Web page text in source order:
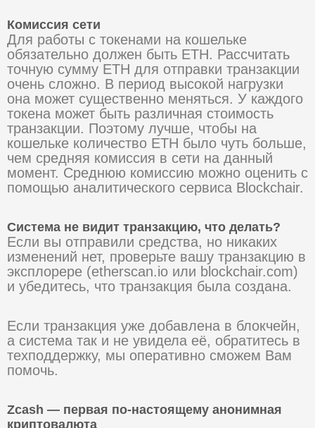
Комиссия сети
Для работы с токенами на кошельке
обязательно должен быть ETH. Рассчитать
точную сумму ETH для отправки транзакции
очень сложно. В период высокой нагрузки
она может существенно меняться. У каждого
токена может быть различная стоимость
транзакции. Поэтому лучше, чтобы на
кошельке количество ETH было чуть больше,
чем средняя комиссия в сети на данный
момент. Среднюю комиссию можно оценить с
помощью аналитического сервиса Blockchair.
Система не видит транзакцию, что делать?
Если вы отправили средства, но никаких
изменений нет, проверьте вашу транзакцию в
эксплорере (etherscan.io или blockchair.com)
и убедитесь, что транзакция была создана.
Если транзакция уже добавлена в блокчейн,
а система так и не увидела её, обратитесь в
техподдержку, мы оперативно сможем Вам
помочь.
Zcash — первая по-настоящему анонимная
криптовалюта